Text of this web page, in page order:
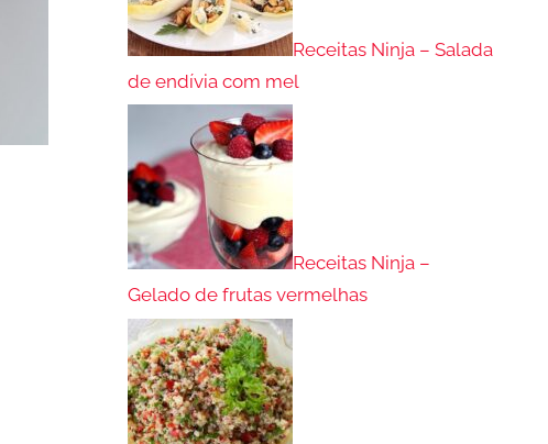
Receitas Ninja – Salada
de endívia com mel
Receitas Ninja –
Gelado de frutas vermelhas